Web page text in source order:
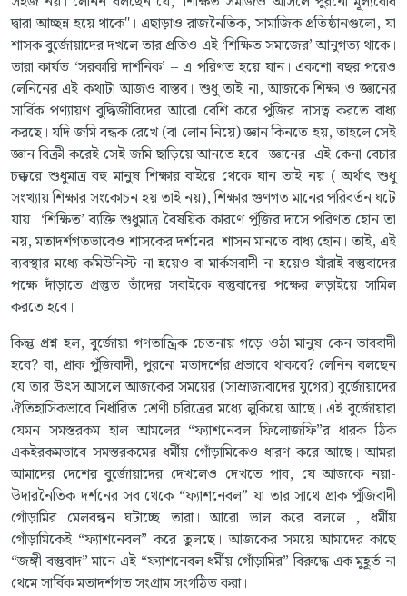
দ্বারা আচ্ছন্ন হয়ে থাকে"। এছাড়াও রাজনৈতিক, সামাজিক প্রতিষ্ঠানগুলো, যা
শাসক বুর্জোয়াদের দখলে তার প্রতিও এই ‘শিক্ষিত সমাজের’ আনুগত্য থাকে।
তারা কার্যত ‘সরকারি দার্শনিক’ – এ পরিণত হয়ে যান। একশো বছর পরেও
লেনিনের এই কথাটা আজও বাস্তব। শুধু তাই না, আজকে শিক্ষা ও জ্ঞানের
সার্বিক পণ্যায়ণ বুদ্ধিজীবিদের আরো বেশি করে পুঁজির দাসত্ব করতে বাধ্য
করছে। যদি জমি বন্ধক রেখে (বা লোন নিয়ে) জ্ঞান কিনতে হয়, তাহলে সেই
জ্ঞান বিক্রী করেই সেই জমি ছাড়িয়ে আনতে হবে। জ্ঞানের এই কেনা বেচার
চক্করে শুধুমাত্র বহু মানুষ শিক্ষার বাইরে থেকে যান তাই নয় ( অর্থাৎ শুধু
সংখ্যায় শিক্ষার সংকোচন হয় তাই নয়), শিক্ষার গুণগত মানের পরিবর্তন ঘটে
যায়। ‘শিক্ষিত’ ব্যক্তি শুধুমাত্র বৈষয়িক কারণে পুঁজির দাসে পরিণত হোন তা
নয়, মতাদর্শগতভাবেও শাসকের দর্শনের শাসন মানতে বাধ্য হোন। তাই, এই
ব্যবস্থার মধ্যে কমিউনিস্ট না হয়েও বা মার্কসবাদী না হয়েও যাঁরাই বস্তুবাদের
পক্ষে দাঁড়াতে প্রস্তুত তাঁদের সবাইকে বস্তুবাদের পক্ষের লড়াইয়ে সামিল
করতে হবে।
কিন্তু প্রশ্ন হল, বুর্জোয়া গণতান্ত্রিক চেতনায় গড়ে ওঠা মানুষ কেন ভাববাদী
হবে? বা, প্রাক পুঁজিবাদী, পুরনো মতাদর্শের প্রভাবে থাকবে? লেনিন বলছেন
যে তার উৎস আসলে আজকের সময়ের (সাম্রাজ্যবাদের যুগের) বুর্জোয়াদের
ঐতিহাসিকভাবে নির্ধারিত শ্রেণী চরিত্রের মধ্যে লুকিয়ে আছে। এই বুর্জোয়ারা
যেমন সমস্তরকম হাল আমলের “ফ্যাশনেবল ফিলোজফি”র ধারক ঠিক
একইরকমভাবে সমস্তরকমের ধর্মীয় গোঁড়ামিকেও ধারণ করে আছে। আমরা
আমাদের দেশের বুর্জোয়াদের দেখলেও দেখতে পাব, যে আজকে নয়া-
উদারনৈতিক দর্শনের সব থেকে “ফ্যাশনেবল” যা তার সাথে প্রাক পুঁজিবাদী
গোঁড়ামির মেলবন্ধন ঘটাচ্ছে তারা। আরো ভাল করে বললে , ধর্মীয়
গোঁড়ামিকেই “ফ্যাশনেবল” করে তুলছে। আজকের সময়ে আমাদের কাছে
“জঙ্গী বস্তুবাদ” মানে এই “ফ্যাশনেবল ধর্মীয় গোঁড়ামির” বিরুদ্ধে এক মুহূর্ত না
থেমে সার্বিক মতাদর্শগত সংগ্রাম সংগঠিত করা।